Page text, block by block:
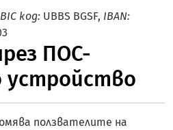
BIC код: UBBS BGSF, IBAN:
ПОС-
устройство
ползвателите на